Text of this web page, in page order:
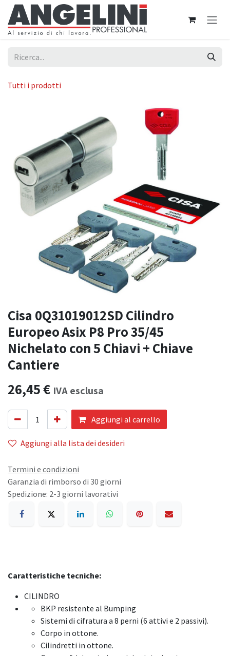
Passa al contenuto
Tutti i prodotti
Cisa 0Q31019012SD Cilindro
Europeo Asix P8 Pro 35/45
Nichelato con 5 Chiavi + Chiave
Cantiere
26,45€ IVA esclusa
Aggiungi al carrello
Aggiungi alla lista dei desideri
Termini e condizioni
Garanzia di rimborso di 30 giorni
Spedizione: 2-3 giorni lavorativi
Caratteristiche tecniche:
CILINDRO
BKP resistente al Bumping
Sistemi di cifratura a 8 perni (6 attivi e 2 passivi).
Corpo in ottone.
Cilindretti in ottone.